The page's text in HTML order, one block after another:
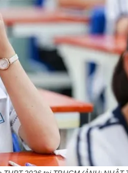
CHẮC CHỦ QUYỀN VÀ ĐỘC LẬP